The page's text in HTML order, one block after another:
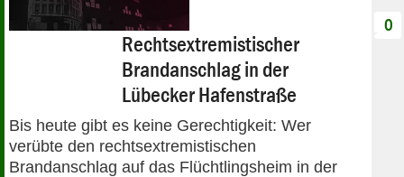
Rechtsextremistischer
Brandanschlag in der
Lübecker Hafenstraße
Bis heute gibt es keine Gerechtigkeit: Wer
verübte den rechtsextremistischen
Brandanschlag auf das Flüchtlingsheim in der
0